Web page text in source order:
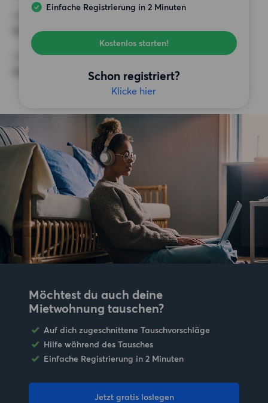
Einfache Registrierung in 2 Minuten
Kostenlos starten!
Schon registriert?
Klicke hier
Keine besonderen Anforderungen
SONSTIGE PRÄFERENZEN
Keine bestimmten Präferenzen
Möchtest du auch deine
Mietwohnung tauschen?
Auf dich zugeschnittene Tauschvorschläge
Hilfe während des Tausches
Einfache Registrierung in 2 Minuten
Jetzt gratis loslegen